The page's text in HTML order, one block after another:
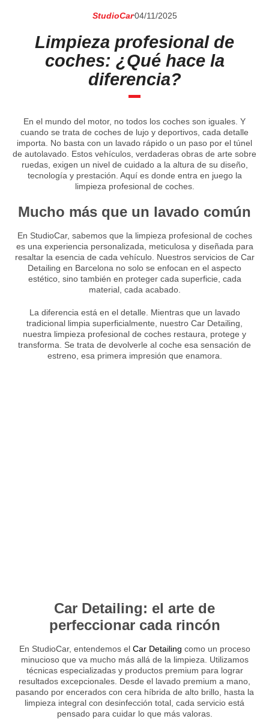
StudioCar04/11/2025
Limpieza profesional de
coches: ¿Qué hace la
diferencia?
En el mundo del motor, no todos los coches son iguales. Y
cuando se trata de coches de lujo y deportivos, cada detalle
importa. No basta con un lavado rápido o un paso por el túnel
de autolavado. Estos vehículos, verdaderas obras de arte sobre
ruedas, exigen un nivel de cuidado a la altura de su diseño,
tecnología y prestación. Aquí es donde entra en juego la
limpieza profesional de coches.
Mucho más que un lavado común
En StudioCar, sabemos que la limpieza profesional de coches
es una experiencia personalizada, meticulosa y diseñada para
resaltar la esencia de cada vehículo. Nuestros servicios de Car
Detailing en Barcelona no solo se enfocan en el aspecto
estético, sino también en proteger cada superficie, cada
material, cada acabado.
La diferencia está en el detalle. Mientras que un lavado
tradicional limpia superficialmente, nuestro Car Detailing,
nuestra limpieza profesional de coches restaura, protege y
transforma. Se trata de devolverle al coche esa sensación de
estreno, esa primera impresión que enamora.
Car Detailing: el arte de
perfeccionar cada rincón
En StudioCar, entendemos el Car Detailing como un proceso
minucioso que va mucho más allá de la limpieza. Utilizamos
técnicas especializadas y productos premium para lograr
resultados excepcionales. Desde el lavado premium a mano,
pasando por encerados con cera híbrida de alto brillo, hasta la
limpieza integral con desinfección total, cada servicio está
pensado para cuidar lo que más valoras.